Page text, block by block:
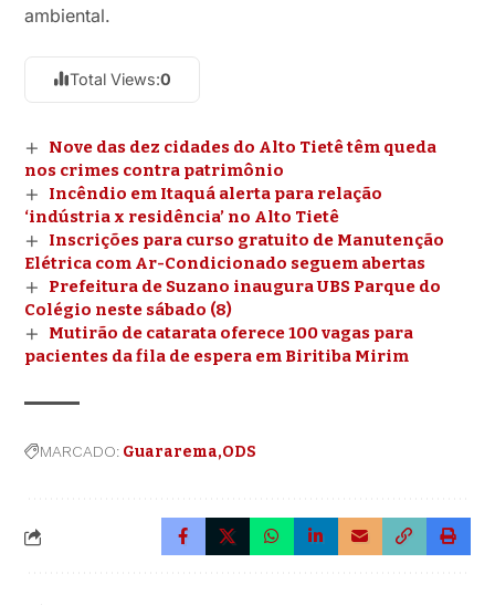
ambiental.
Total Views:0
Nove das dez cidades do Alto Tietê têm queda
nos crimes contra patrimônio
Incêndio em Itaquá alerta para relação
‘indústria x residência’ no Alto Tietê
Inscrições para curso gratuito de Manutenção
Elétrica com Ar-Condicionado seguem abertas
Prefeitura de Suzano inaugura UBS Parque do
Colégio neste sábado (8)
Mutirão de catarata oferece 100 vagas para
pacientes da fila de espera em Biritiba Mirim
MARCADO: Guararema ODS